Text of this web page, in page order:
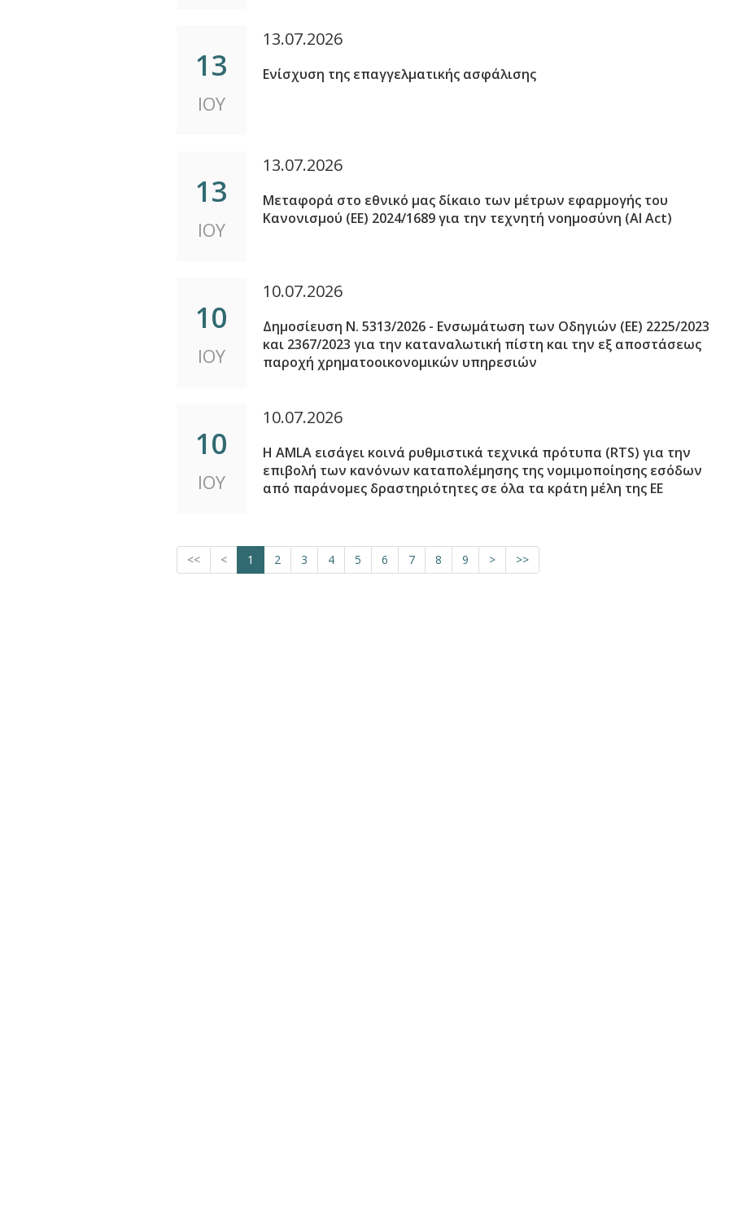
13
ΙΟΥ
13.07.2026
Ενίσχυση της επαγγελματικής ασφάλισης
13
ΙΟΥ
13.07.2026
Μεταφορά στο εθνικό μας δίκαιο των μέτρων εφαρμογής του
Κανονισμού (ΕΕ) 2024/1689 για την τεχνητή νοημοσύνη (AI Act)
10
ΙΟΥ
10.07.2026
Δημοσίευση Ν. 5313/2026 - Ενσωμάτωση των Οδηγιών (ΕΕ) 2225/2023
και 2367/2023 για την καταναλωτική πίστη και την εξ αποστάσεως
παροχή χρηματοοικονομικών υπηρεσιών
10
ΙΟΥ
10.07.2026
Η AMLA εισάγει κοινά ρυθμιστικά τεχνικά πρότυπα (RTS) για την
επιβολή των κανόνων καταπολέμησης της νομιμοποίησης εσόδων
από παράνομες δραστηριότητες σε όλα τα κράτη μέλη της ΕΕ
<< < 1 2 3 4 5 6 7 8 9 > >>